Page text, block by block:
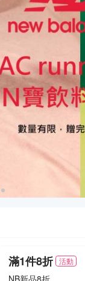
滿1件8折 活動